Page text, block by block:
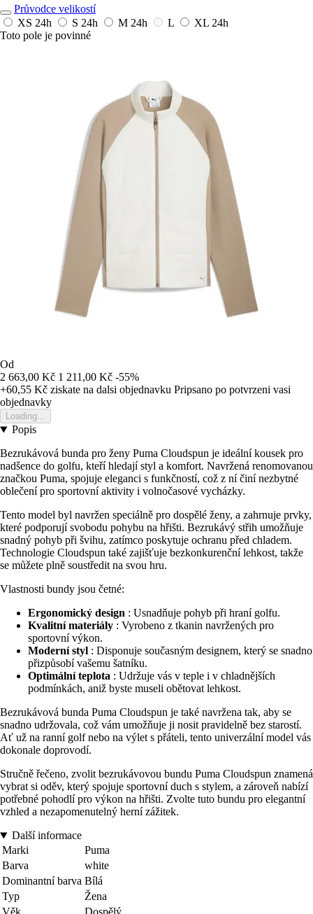
Průvodce velikostí
XS 24h S 24h M 24h L XL 24h
Toto pole je povinné
Od
2 663,00 Kč 1 211,00 Kč -55%
+60,55 Kč ziskate na dalsi objednavku Pripsano po potvrzeni vasi
objednavky
Loading...
Popis
Bezrukávová bunda pro ženy Puma Cloudspun je ideální kousek pro
nadšence do golfu, kteří hledají styl a komfort. Navržená renomovanou
značkou Puma, spojuje eleganci s funkčností, což z ní činí nezbytné
oblečení pro sportovní aktivity i volnočasové vycházky.
Tento model byl navržen speciálně pro dospělé ženy, a zahrnuje prvky,
které podporují svobodu pohybu na hřišti. Bezrukávý střih umožňuje
snadný pohyb při švihu, zatímco poskytuje ochranu před chladem.
Technologie Cloudspun také zajišťuje bezkonkurenční lehkost, takže
se můžete plně soustředit na svou hru.
Vlastnosti bundy jsou četné:
Ergonomický design : Usnadňuje pohyb při hraní golfu.
Kvalitní materiály : Vyrobeno z tkanin navržených pro
sportovní výkon.
Moderní styl : Disponuje současným designem, který se snadno
přizpůsobí vašemu šatníku.
Optimální teplota : Udržuje vás v teple i v chladnějších
podmínkách, aniž byste museli obětovat lehkost.
Bezrukávová bunda Puma Cloudspun je také navržena tak, aby se
snadno udržovala, což vám umožňuje ji nosit pravidelně bez starostí.
Ať už na ranní golf nebo na výlet s přáteli, tento univerzální model vás
dokonale doprovodí.
Stručně řečeno, zvolit bezrukávovou bundu Puma Cloudspun znamená
vybrat si oděv, který spojuje sportovní duch s stylem, a zároveň nabízí
potřebné pohodlí pro výkon na hřišti. Zvolte tuto bundu pro elegantní
vzhled a nezapomenutelný herní zážitek.
Další informace
Marki
Puma
Barva
white
Dominantní barva Bílá
Typ
Žena